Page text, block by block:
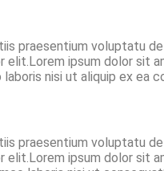
praesentium voluptatu
ipsum dolor
nisi ut aliquip ex ea
praesentium voluptatu
ipsum dolor